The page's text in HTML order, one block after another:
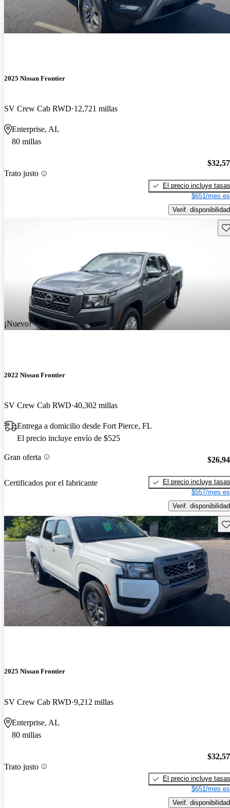
2025 Nissan Frontier
SV Crew Cab RWD 12,721 millas
Enterprise, AL
80 millas
Trato justo
El precio incluye tasas
$651/mes
Verif. disponibilidad
¡Nuevo!
2022 Nissan Frontier
SV Crew Cab RWD 40,302 millas
Entrega a domicilio desde Fort Pierce, FL
El precio incluye envío de $525
Gran oferta
Certificados por el fabricante
El precio incluye tasas
$557/mes
Verif. disponibilidad
2025 Nissan Frontier
SV Crew Cab RWD 9,212 millas
Enterprise, AL
80 millas
Trato justo
El precio incluye tasas
$651/mes
Verif. disponibilidad